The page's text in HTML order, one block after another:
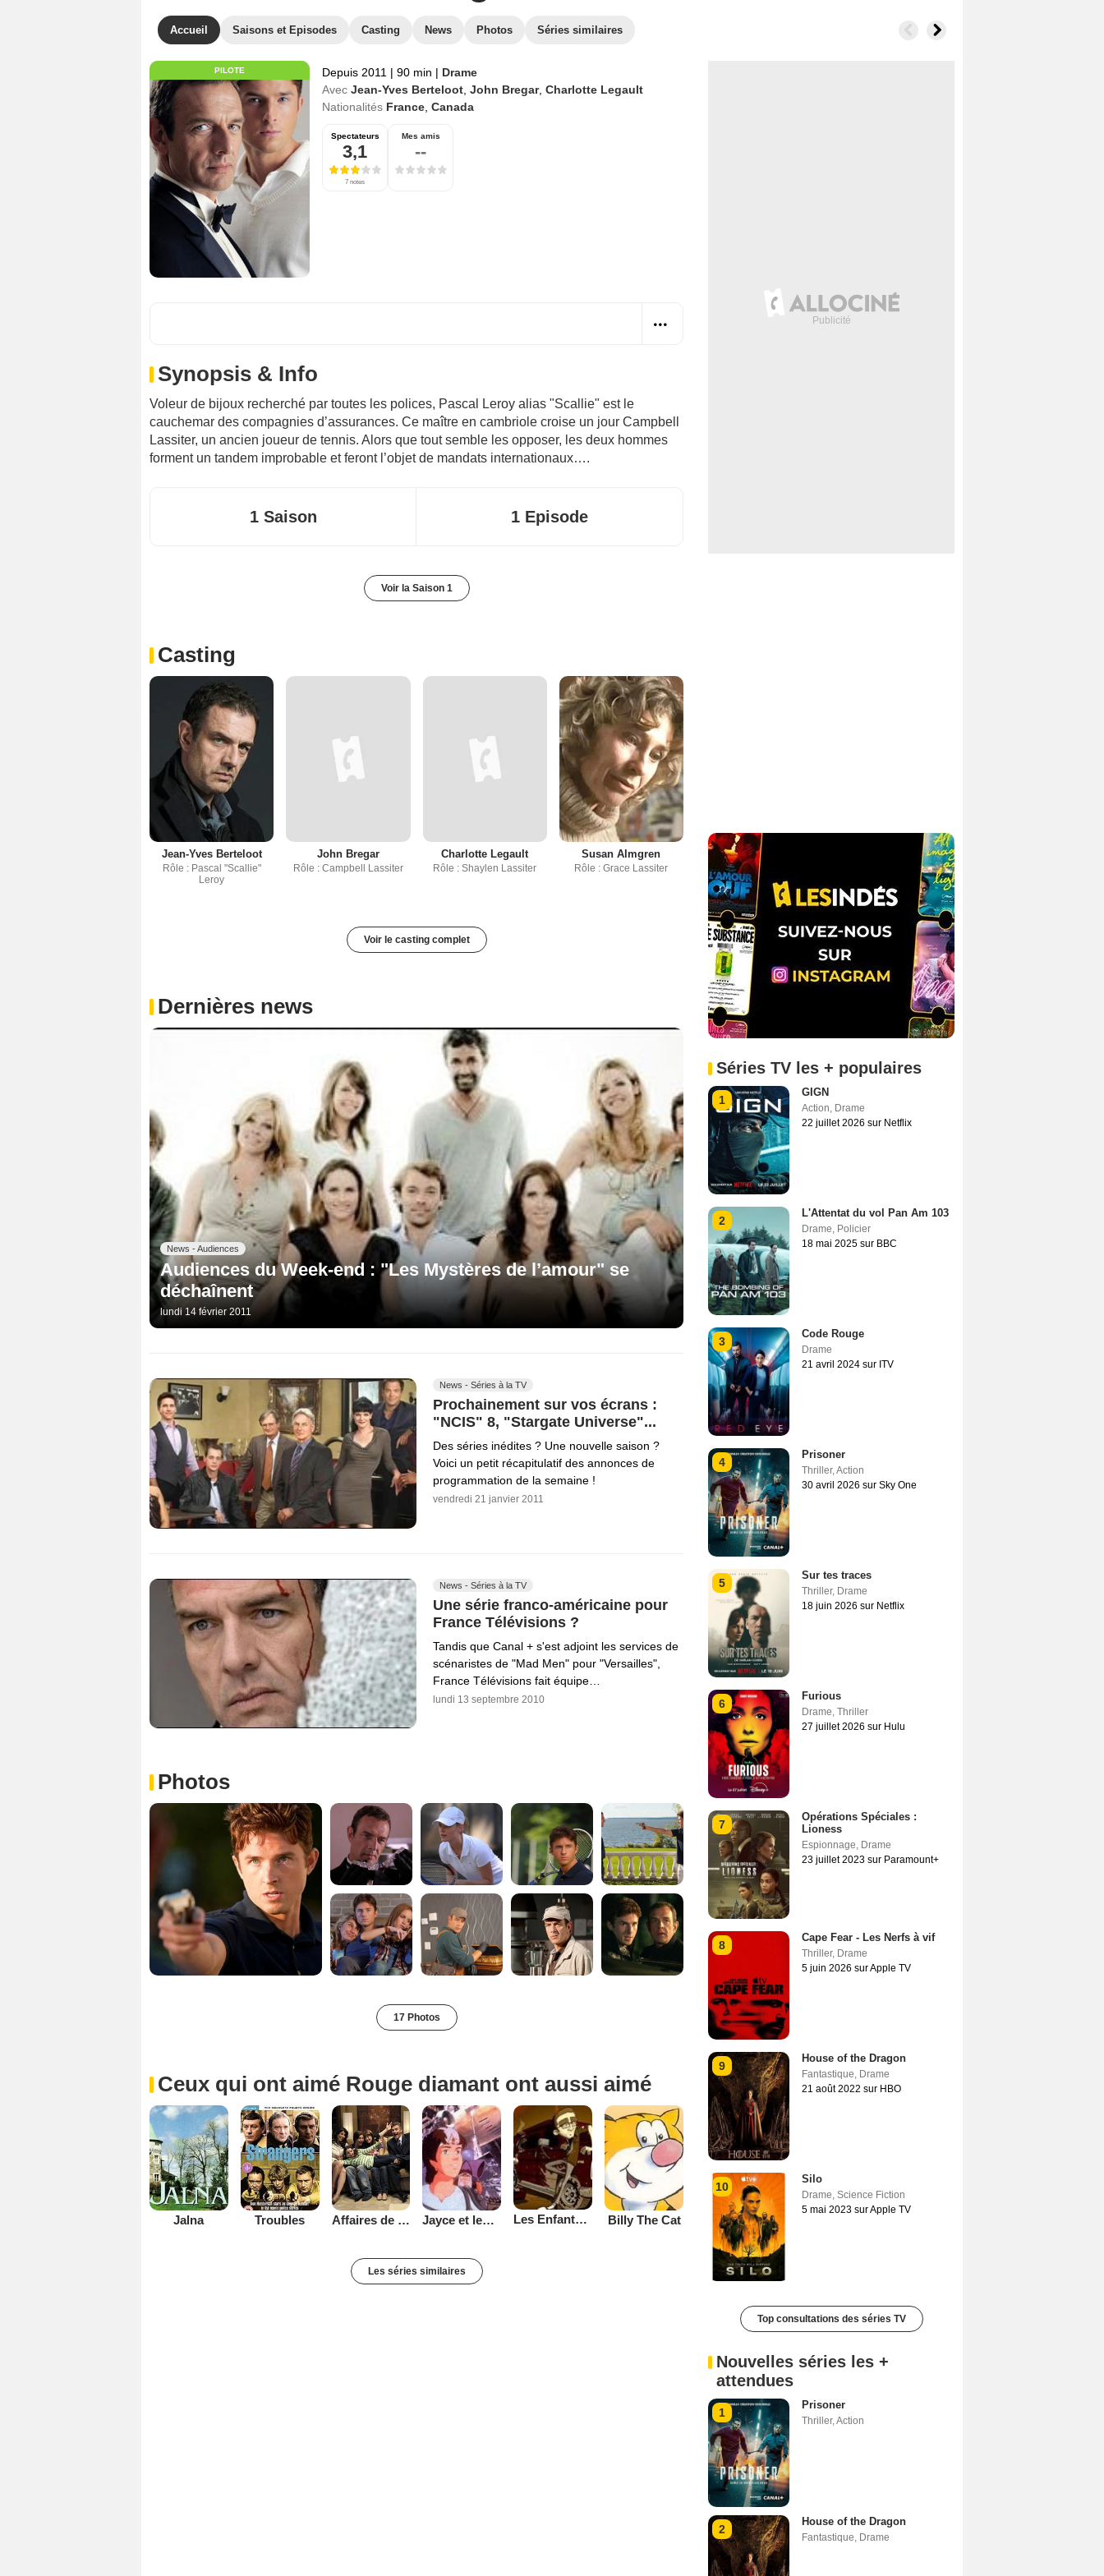
Accueil Saisons et Episodes Casting News Photos Séries similaires
PILOTE Depuis 2011 | 90 min | Drame
Avec Jean-Yves Berteloot John Bregar, Charlotte Legault
Nationalités France Canada
Spectateurs
3,1
7 notes
Mes amis
--
Synopsis & Info
Voleur de bijoux recherché par toutes les polices, Pascal Leroy alias "Scallie" est le
cauchemar des compagnies d’assurances. Ce maître en cambriole croise un jour Campbell
Lassiter, un ancien joueur de tennis. Alors que tout semble les opposer, les deux hommes
forment un tandem improbable et feront l’objet de mandats internationaux….
1 Saison 1 Episode
Voir la Saison 1
Casting
Jean-Yves Berteloot
Rôle : Pascal "Scallie"
Leroy
John Bregar
Rôle : Campbell Lassiter
Charlotte Legault
Rôle : Shaylen Lassiter
Susan Almgren
Rôle : Grace Lassiter
Voir le casting complet
Dernières news
News - Audiences
Audiences du Week-end : "Les Mystères de l’amour" se
déchaînent
lundi 14 février 2011
News - Séries à la TV
Prochainement sur vos écrans :
"NCIS" 8, "Stargate Universe"...
Des séries inédites ? Une nouvelle saison ?
Voici un petit récapitulatif des annonces de
programmation de la semaine !
vendredi 21 janvier 2011
News - Séries à la TV
Une série franco-américaine pour
France Télévisions ?
Tandis que Canal + s'est adjoint les services de
scénaristes de "Mad Men" pour "Versailles",
France Télévisions fait équipe…
lundi 13 septembre 2010
Photos
17 Photos
Ceux qui ont aimé Rouge diamant ont aussi aimé
Jalna Troubles Affaires de famille Jayce et les Conquérants de la Lumière Les Enfants du feu Billy The Cat
Les séries similaires
Séries TV les + populaires
1
GIGN
Action, Drame
22 juillet 2026 sur Netflix
2
L'Attentat du vol Pan Am 103
Drame, Policier
18 mai 2025 sur BBC
3
Code Rouge
Drame
21 avril 2024 sur ITV
4
Prisoner
Thriller,Action
30 avril 2026 sur Sky One
5
Sur tes traces
Thriller, Drame
18 juin 2026 sur Netflix
6
Furious
Drame, Thriller
27 juillet 2026 sur Hulu
7
Opérations Spéciales :
Lioness
Espionnage, Drame
23 juillet 2023 sur Paramount+
8
Cape Fear - Les Nerfs à vif
Thriller, Drame
5 juin 2026 sur Apple TV
9
House of the Dragon
Fantastique, Drame
21 août 2022 sur HBO
10
Silo
Drame, Science Fiction
5 mai 2023 sur Apple TV
Top consultations des séries TV
Nouvelles séries les +
attendues
1
Prisoner
Thriller,Action
2
House of the Dragon
Fantastique, Drame